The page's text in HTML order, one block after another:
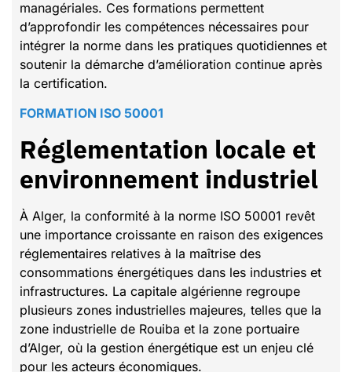
managériales. Ces formations permettent
d’approfondir les compétences nécessaires pour
intégrer la norme dans les pratiques quotidiennes et
soutenir la démarche d’amélioration continue après
la certification.
FORMATION ISO 50001
Réglementation locale et
environnement industriel
À Alger, la conformité à la norme ISO 50001 revêt
une importance croissante en raison des exigences
réglementaires relatives à la maîtrise des
consommations énergétiques dans les industries et
infrastructures. La capitale algérienne regroupe
plusieurs zones industrielles majeures, telles que la
zone industrielle de Rouiba et la zone portuaire
d’Alger, où la gestion énergétique est un enjeu clé
pour les acteurs économiques.